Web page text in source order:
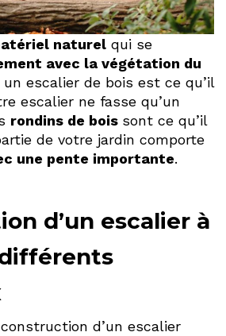
naturel qui se
avec la végétation du
un escalier de bois est ce qu’il
escalier ne fasse qu’un
rondins de bois sont ce qu’il
de votre jardin comporte
une pente importante.
d’un escalier à
différents
d’un escalier